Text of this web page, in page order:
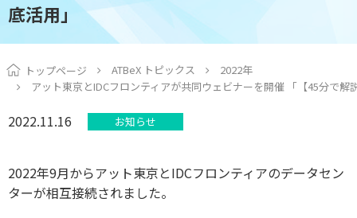
底活用」
トップページ ATBeX トピックス
2022年
アット東京とIDCフロンティアが共同ウェビナーを開催 「【45分で
2022.11.16 お知らせ
2022年9月からアット東京とIDCフロンティアのデータセン
ターが相互接続されました。